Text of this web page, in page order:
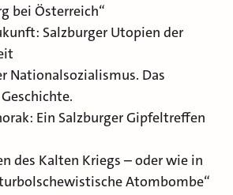
bei Österreich“
Salzburger Utopien der
Nationalsozialismus. Das
Ein Salzburger Gipfeltreffen
des Kalten Kriegs – oder wie in
Atombombe“